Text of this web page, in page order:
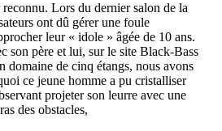
Lors du dernier salon de la
ont dû gérer une foule
leur « idole » âgée de 10 ans.
son père et lui, sur le site Black-Bass
domaine de cinq étangs, nous avons
ce jeune homme a pu cristalliser
projeter son leurre avec une
des obstacles,